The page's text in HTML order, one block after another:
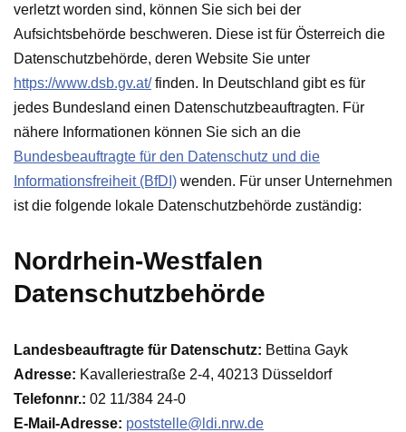
verletzt worden sind, können Sie sich bei der
Aufsichtsbehörde beschweren. Diese ist für Österreich die
Datenschutzbehörde, deren Website Sie unter
https://www.dsb.gv.at/finden. In Deutschland gibt es für
jedes Bundesland einen Datenschutzbeauftragten. Für
nähere Informationen können Sie sich an die
Bundesbeauftragte für den Datenschutz und die
Informationsfreiheit (BfDI) wenden. Für unser Unternehmen
ist die folgende lokale Datenschutzbehörde zuständig:
Nordrhein-Westfalen
Datenschutzbehörde
Landesbeauftragte für Datenschutz: Bettina Gayk
Adresse: Kavalleriestraße 2-4, 40213 Düsseldorf
Telefonnr.: 02 11/384 24-0
E-Mail-Adresse: poststelle@ldi.nrw.de